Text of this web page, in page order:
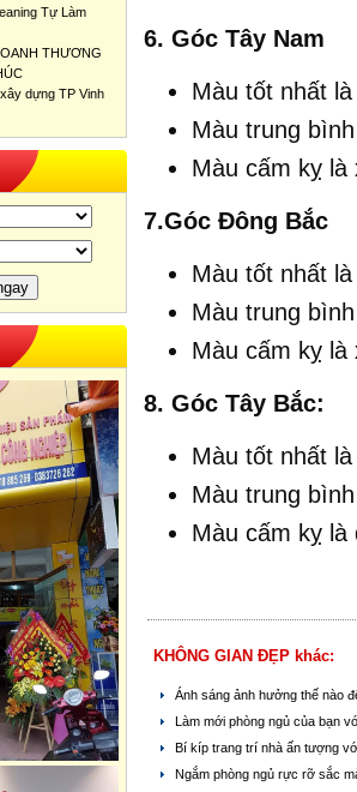
Tự Làm
THƯƠNG
dựng TP Vinh
6. Góc Tây Nam
Màu tốt nhất
Màu trung
Màu cấm kỵ là
7.Góc Đông Bắc
Màu tốt nhất
Màu trung
Màu cấm kỵ là
8. Góc Tây Bắc:
Màu tốt nhất
Màu trung
Màu cấm kỵ là
KHÔNG GIAN ĐẸP khác:
Ánh sáng ảnh hưởng thế nào
Làm mới phòng ngủ của bạn
Bí kíp trang trí nhà ấn tượng
Ngắm phòng ngủ rực rỡ sắc